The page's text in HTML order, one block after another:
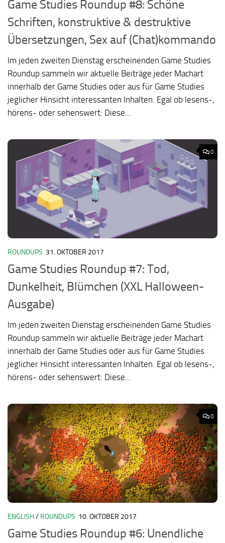
Game Studies Roundup #8: Schöne
Schriften, konstruktive & destruktive
Übersetzungen, Sex auf (Chat)kommando
Im jeden zweiten Dienstag erscheinenden Game Studies
Roundup sammeln wir aktuelle Beiträge jeder Machart
innerhalb der Game Studies oder aus für Game Studies
jeglicher Hinsicht interessanten Inhalten. Egal ob lesens-,
hörens- oder sehenswert: Diese...
0
ROUNDUPS 31. OKTOBER 2017
Game Studies Roundup #7: Tod,
Dunkelheit, Blümchen (XXL Halloween-
Ausgabe)
Im jeden zweiten Dienstag erscheinenden Game Studies
Roundup sammeln wir aktuelle Beiträge jeder Machart
innerhalb der Game Studies oder aus für Game Studies
jeglicher Hinsicht interessanten Inhalten. Egal ob lesens-,
hörens- oder sehenswert: Diese...
0
ENGLISH/ ROUNDUPS 10. OKTOBER 2017
Game Studies Roundup #6: Unendliche